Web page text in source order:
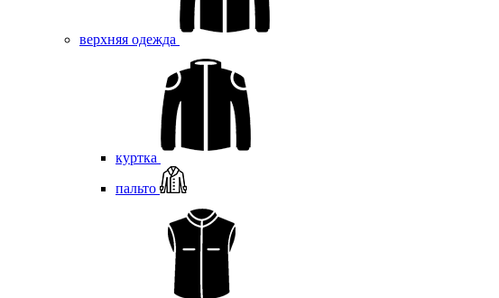
верхняя одежда
куртка
пальто